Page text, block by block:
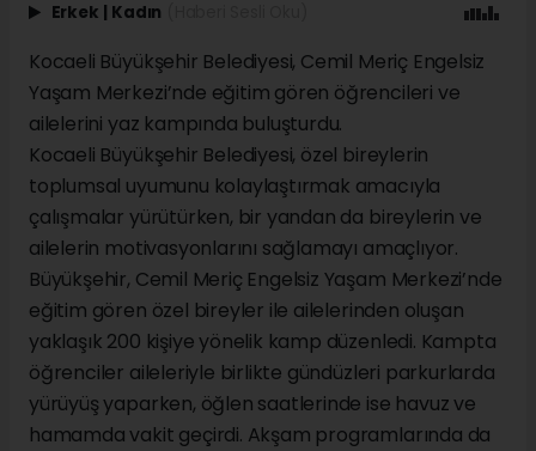
Erkek | Kadın
Kocaeli Büyükşehir Belediyesi, Cemil Meriç Engelsiz
Yaşam Merkezi’nde eğitim gören öğrencileri ve
ailelerini yaz kampında buluşturdu.
Kocaeli Büyükşehir Belediyesi, özel bireylerin
toplumsal uyumunu kolaylaştırmak amacıyla
çalışmalar yürütürken, bir yandan da bireylerin ve
ailelerin motivasyonlarını sağlamayı amaçlıyor.
Büyükşehir, Cemil Meriç Engelsiz Yaşam Merkezi’nde
eğitim gören özel bireyler ile ailelerinden oluşan
yaklaşık 200 kişiye yönelik kamp düzenledi. Kampta
öğrenciler aileleriyle birlikte gündüzleri parkurlarda
yürüyüş yaparken, öğlen saatlerinde ise havuz ve
hamamda vakit geçirdi. Akşam programlarında da